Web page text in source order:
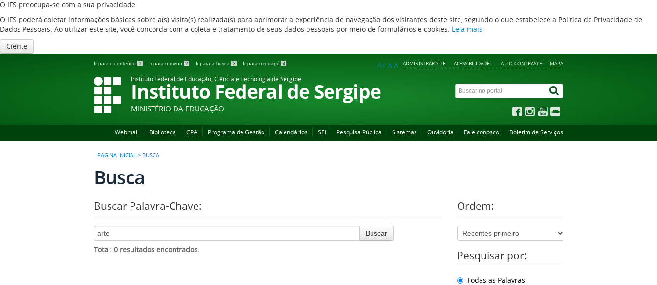
O IFS preocupa-se com a sua privacidade
O IFS poderá coletar informações básicas sobre a(s) visita(s) realizada(s) para aprimorar a experiência de navegação dos visitantes deste site, segundo o que estabelece a Política de Privacidade de
Dados Pessoais. Ao utilizar este site, você concorda com a coleta e tratamento de seus dados pessoais por meio de formulários e cookies. Leia mais
Ciente
Ir para o conteúdo 1 Ir para o menu 2 Ir para a busca 3 Ir para o rodapé 4 ADMINISTRAR SITE ACESSIBILIDADE - ALTO CONTRASTE MAPA
A+ A A-
Instituto Federal de Educação, Ciência e Tecnologia de Sergipe
Instituto Federal de Sergipe
MINISTÉRIO DA EDUCAÇÃO
Webmail Biblioteca CPA Programa de Gestão Calendários SEI Pesquisa Pública Sistemas Ouvidoria Fale conosco Boletim de Serviços
PÁGINA INICIAL > BUSCA
Busca
Buscar Palavra-Chave:
Buscar
Total: 0 resultados encontrados.
Ordem:
Pesquisar por:
Todas as Palavras